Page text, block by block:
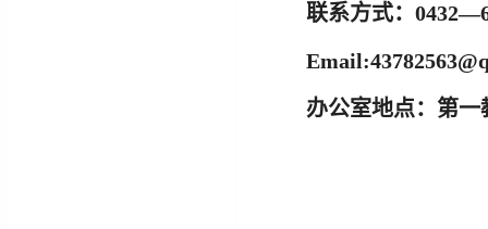
联系方式：
Email:
办公室地点： 第一